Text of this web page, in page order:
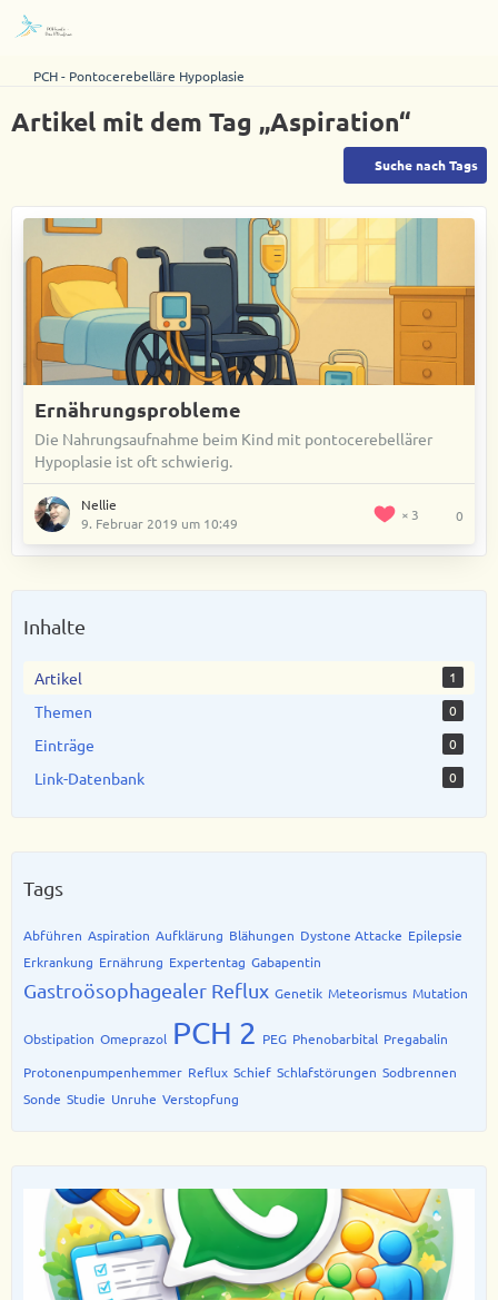
PCH - Pontocerebelläre Hypoplasie
Artikel mit dem Tag „Aspiration“
Suche nach Tags
Ernährungsprobleme
Die Nahrungsaufnahme beim Kind mit pontocerebellärer
Hypoplasie ist oft schwierig.
Nellie
9. Februar 2019 um 10:49
3 0
Inhalte
Artikel 1
Themen 0
Einträge 0
Link-Datenbank 0
Tags
Abführen Aspiration Aufklärung Blähungen Dystone Attacke Epilepsie
Erkrankung Ernährung Expertentag Gabapentin
Gastroösophagealer Reflux Genetik Meteorismus Mutation
Obstipation Omeprazol PCH 2 PEG Phenobarbital Pregabalin
Protonenpumpenhemmer Reflux Schief Schlafstörungen Sodbrennen
Sonde Studie Unruhe Verstopfung